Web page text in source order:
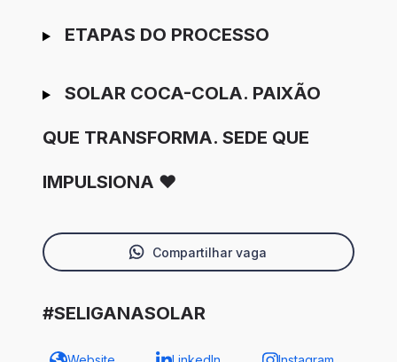
ETAPAS DO PROCESSO
SOLAR COCA-COLA. PAIXÃO
QUE TRANSFORMA. SEDE QUE
IMPULSIONA ❤️
Compartilhar vaga
#SELIGANASOLAR